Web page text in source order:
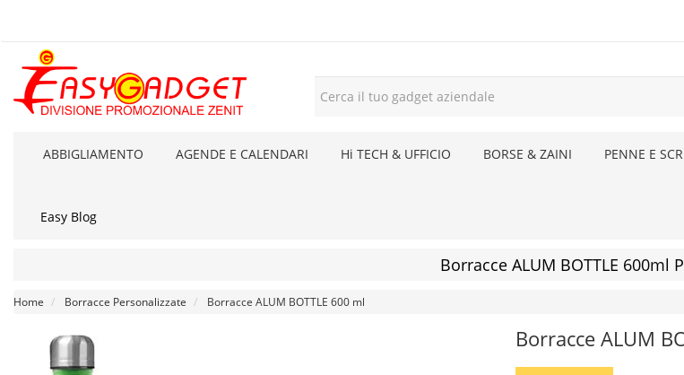
ABBIGLIAMENTO AGENDE E CALENDARI Hi TECH & UFFICIO BORSE & ZAINI PENNE E
Easy Blog
Borracce ALUM BOTTLE 600ml
Home Borracce Personalizzate Borracce ALUM BOTTLE 600 ml
Borracce ALUM